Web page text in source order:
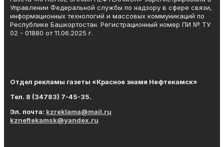
Управлении Федеральной службы по надзору в сфере связи,
информационных технологий и массовых коммуникаций по
Республике Башкортостан. Регистрационный номер ПИ № ТУ
02 - 01880 от 11.06.2025 г.
Отдел рекламы газеты «Красное знамя Нефтекамск»
Тел. 8 (34783) 7-45-35.
Эл. почта: kzreklama@mail.ru
kzneftekamsk@yandex.ru